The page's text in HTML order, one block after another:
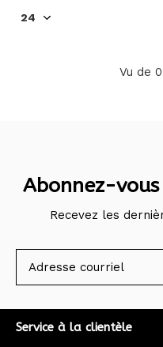
Vu de
Abonnez-
Recevez les
Service à la clientèle